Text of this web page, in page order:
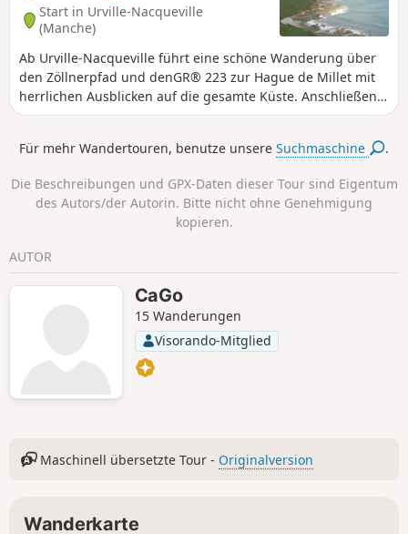
Start in Urville-Nacqueville
(Manche)
Ab Urville-Nacqueville führt eine schöne Wanderung über
den Zöllnerpfad und denGR® 223 zur Hague de Millet mit
herrlichen Ausblicken auf die gesamte Küste. Anschließend
geht es weiter durch die kleinen, für die Region typischen
Für mehr Wandertouren, benutze unsereSuchmaschine .
Die Beschreibungen und GPX-Daten dieser Tour sind Eigentum
des Autors/der Autorin. Bitte nicht ohne Genehmigung
kopieren.
AUTOR
CaGo
15 Wanderungen
Visorando-Mitglied
Maschinell übersetzte Tour - Originalversion
Wanderkarte